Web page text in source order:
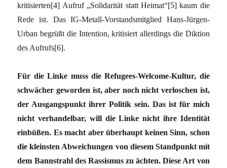
kritisierten[4] Aufruf „Solidarität statt Heimat“[5] kaum die
Rede ist. Das IG-Metall-Vorstandsmitglied Hans-Jürgen-
Urban begrüßt die Intention, kritisiert allerdings die Diktion
des Aufrufs[6].
Für die Linke muss die Refugees-Welcome-Kultur, die
schwächer geworden ist, aber noch nicht verloschen ist,
der Ausgangspunkt ihrer Politik sein. Das ist für mich
nicht verhandelbar, will die Linke nicht ihre Identität
einbüßen. Es macht aber überhaupt keinen Sinn, schon
die kleinsten Abweichungen von diesem Standpunkt mit
dem Bannstrahl des Rassismus zu ächten. Diese Art von